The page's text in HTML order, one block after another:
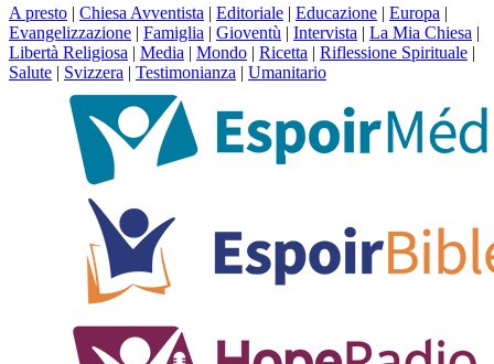
A presto | Chiesa Avventista | Editoriale | Educazione | Europa |
Evangelizzazione | Famiglia | Gioventù | Intervista | La Mia Chiesa |
Libertà Religiosa | Media | Mondo | Ricetta | Riflessione Spirituale |
Salute | Svizzera | Testimonianza | Umanitario